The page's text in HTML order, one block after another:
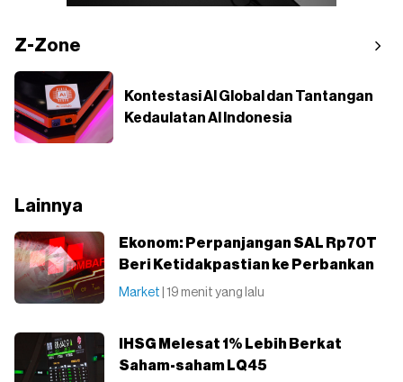
Z-Zone
Kontestasi AI Global dan Tantangan
Kedaulatan AI Indonesia
Lainnya
Ekonom: Perpanjangan SAL Rp70T
Beri Ketidakpastian ke Perbankan
Market | 19 menit yang lalu
IHSG Melesat 1% Lebih Berkat
Saham-saham LQ45